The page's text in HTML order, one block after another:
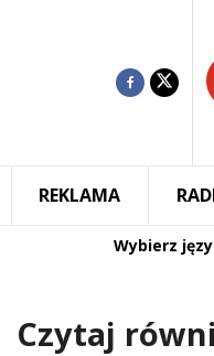
REKLAMA
Wybierz
Czytaj